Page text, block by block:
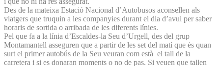
Des de la mateixa Estació Nacional d’Autobusos aconsellen als
viatgers que truquin a les companyies durant el dia d’avui per saber
horaris de sortida o arribada de les diferents línies.
Pel que fa a la línia d’Escaldes-la Seu d’Urgell, des del grup
Montamantell asseguren que a partir de les set del matí que és quan
surt el primer autobús de la Seu veuran com està el tall de la
carretera i si es donaran moments o no de pas. Si veuen que tallen